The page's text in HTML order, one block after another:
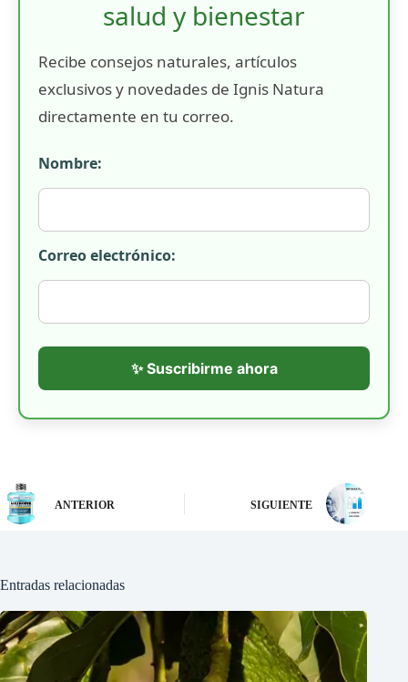
salud y bienestar
Recibe consejos naturales, artículos
exclusivos y novedades de Ignis Natura
directamente en tu correo.
Nombre:
Correo electrónico:
✨ Suscribirme ahora
ANTERIOR SIGUIENTE
Entradas relacionadas